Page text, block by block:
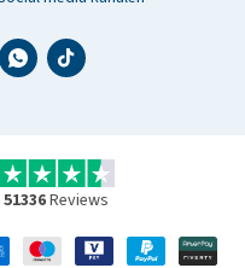
51336Reviews